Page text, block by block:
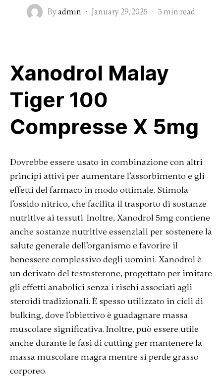
Byadmin · January 29, 2025 · 3 min read
Xanodrol Malay
Tiger 100
Compresse X 5mg
Dovrebbe essere usato in combinazione con altri
principi attivi per aumentare l’assorbimento e gli
effetti del farmaco in modo ottimale. Stimola
l’ossido nitrico, che facilita il trasporto di sostanze
nutritive ai tessuti. Inoltre, Xanodrol 5mg contiene
anche sostanze nutritive essenziali per sostenere la
salute generale dell’organismo e favorire il
benessere complessivo degli uomini. Xanodrol è
un derivato del testosterone, progettato per imitare
gli effetti anabolici senza i rischi associati agli
steroidi tradizionali. È spesso utilizzato in cicli di
bulking, dove l’obiettivo è guadagnare massa
muscolare significativa. Inoltre, può essere utile
anche durante le fasi di cutting per mantenere la
massa muscolare magra mentre si perde grasso
corporeo.